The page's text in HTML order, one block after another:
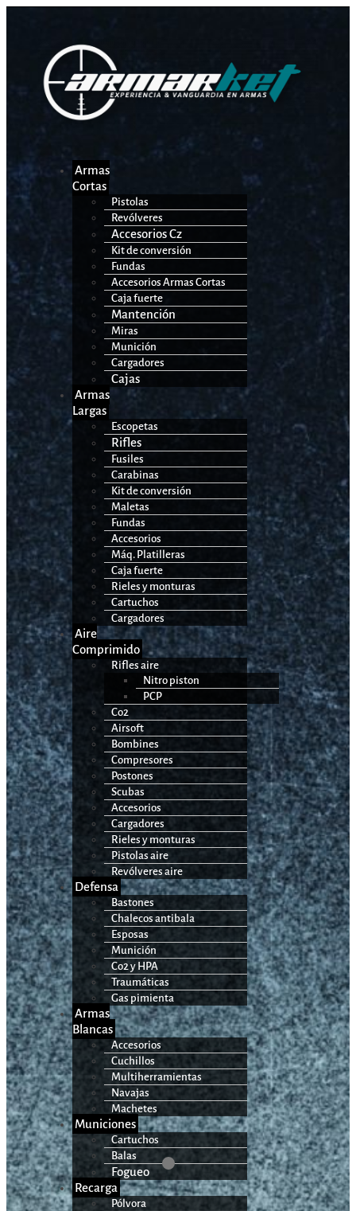
Armas
Cortas
Pistolas
Revólveres
Accesorios Cz
Kit de conversión
Fundas
Accesorios Armas Cortas
Caja fuerte
Mantención
Miras
Munición
Cargadores
Cajas
Armas
Largas
Escopetas
Rifles
Fusiles
Carabinas
Kit de conversión
Maletas
Fundas
Accesorios
Máq. Platilleras
Caja fuerte
Rieles y monturas
Cartuchos
Cargadores
Aire
Comprimido
Rifles aire
Nitro piston
PCP
Co2
Airsoft
Bombines
Compresores
Postones
Scubas
Accesorios
Cargadores
Rieles y monturas
Pistolas aire
Revólveres aire
Defensa
Bastones
Chalecos antibala
Esposas
Munición
Co2 y HPA
Traumáticas
Gas pimienta
Armas
Blancas
Accesorios
Cuchillos
Multiherramientas
Navajas
Machetes
Municiones
Cartuchos
Balas
Fogueo
Recarga
Pólvora